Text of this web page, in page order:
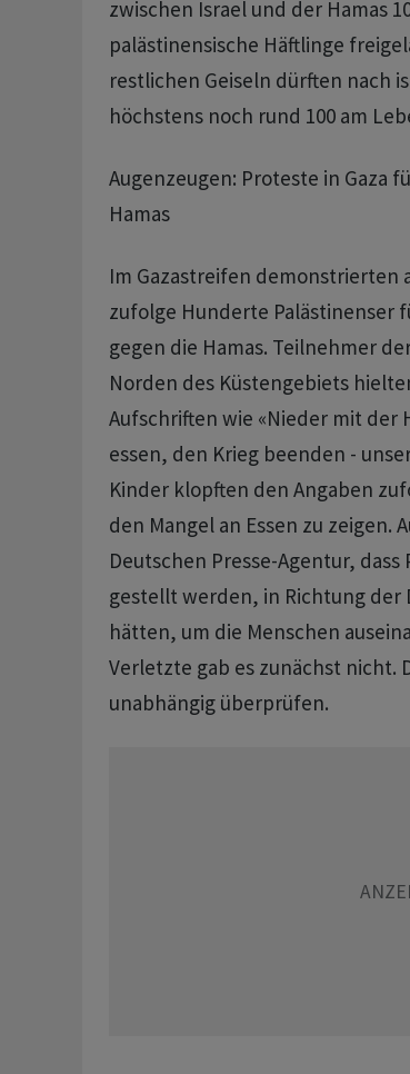
zwischen Israel und der Hamas
palästinensische Häftlinge
restlichen Geiseln dürften nach
höchstens noch rund 100 am
Augenzeugen: Proteste in Gaza
Hamas
Im Gazastreifen demonstrierten
zufolge Hunderte Palästinenser
gegen die Hamas. Teilnehmer
Norden des Küstengebiets
Aufschriften wie «Nieder mit der
essen, den Krieg beenden -
Kinder klopften den Angaben
den Mangel an Essen zu
Deutschen Presse-Agentur,
gestellt werden, in Richtung der
hätten, um die Menschen
Verletzte gab es zunächst nicht.
unabhängig überprüfen.